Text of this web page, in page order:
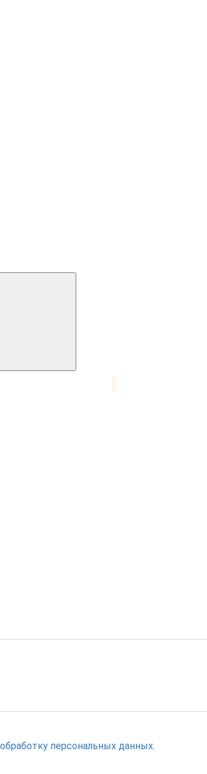
персональных данных.